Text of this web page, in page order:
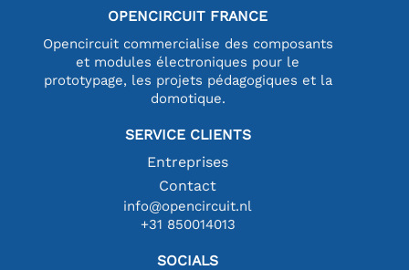
OPENCIRCUIT FRANCE
Opencircuit commercialise des composants
et modules électroniques pour le
prototypage, les projets pédagogiques et la
domotique.
SERVICE CLIENTS
Entreprises
Contact
info@opencircuit.nl
+31 850014013
SOCIALS